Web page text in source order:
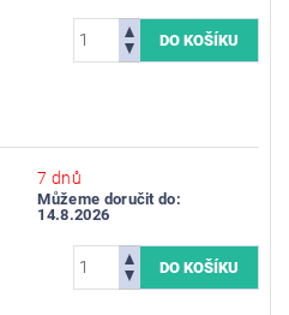
7 dnů
Můžeme doručit do:
14.8.2026